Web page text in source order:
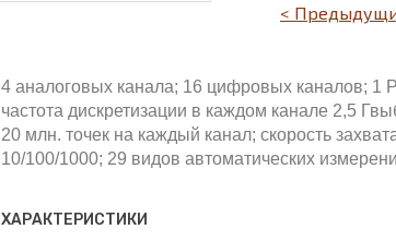
<
4 аналоговых канала; 16 цифровых каналов; 1
частота дискретизации в каждом канале 2,5
20 млн. точек на каждый канал; скорость
10/100/1000; 29 видов автоматических
ХАРАКТЕРИСТИКИ